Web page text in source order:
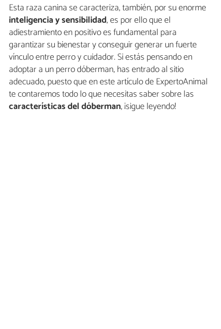
Esta raza canina se caracteriza, también, por su enorme
inteligencia y sensibilidad, es por ello que el
adiestramiento en positivo es fundamental para
garantizar su bienestar y conseguir generar un fuerte
vínculo entre perro y cuidador. Si estás pensando en
adoptar a un perro dóberman, has entrado al sitio
adecuado, puesto que en este artículo de ExpertoAnimal
te contaremos todo lo que necesitas saber sobre las
características del dóberman, ¡sigue leyendo!